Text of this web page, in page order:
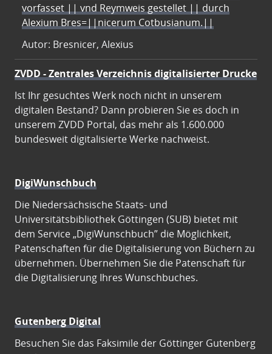
vorfasset || vnd Reymweis gestellet || durch
Alexium Bres=||nicerum Cotbusianum.||
Autor: Bresnicer, Alexius
ZVDD - Zentrales Verzeichnis digitalisierter Drucke
Ist Ihr gesuchtes Werk noch nicht in unserem
digitalen Bestand? Dann probieren Sie es doch in
unserem ZVDD Portal, das mehr als 1.600.000
bundesweit digitalisierte Werke nachweist.
DigiWunschbuch
Die Niedersächsische Staats- und
Universitätsbibliothek Göttingen (SUB) bietet mit
dem Service „DigiWunschbuch” die Möglichkeit,
Patenschaften für die Digitalisierung von Büchern zu
übernehmen. Übernehmen Sie die Patenschaft für
die Digitalisierung Ihres Wunschbuches.
Gutenberg Digital
Besuchen Sie das Faksimile der Göttinger Gutenberg